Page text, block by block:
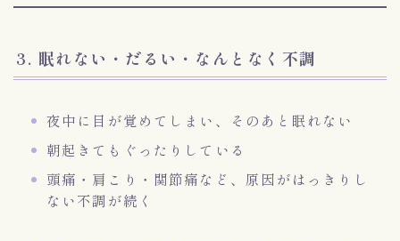
3. 眠れない・だるい・なんとなく不調
夜中に目が覚めてしまい、そのあと眠れない
朝起きてもぐったりしている
頭痛・肩こり・関節痛など、原因がはっきりし
ない不調が続く